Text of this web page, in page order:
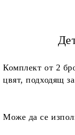
Комплект от 2
цвят, подходящ
Може да се